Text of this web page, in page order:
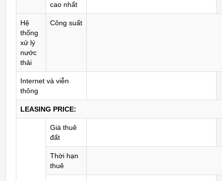
cao nhất
Hệ
thống
xử lý
nước
thải
Công suất
Internet và viễn
thông
LEASING PRICE:
Giá thuê
đất
Thời hạn
thuê